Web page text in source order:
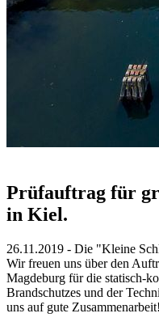
Prüfauftrag für
in Kiel.
26.11.2019 - Die "Kleine
Wir freuen uns über den
Magdeburg für die statisch-
Brandschutzes und der
uns auf gute Zusammenarbeit!